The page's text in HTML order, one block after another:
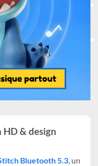
& design
Bluetooth 5.3, un